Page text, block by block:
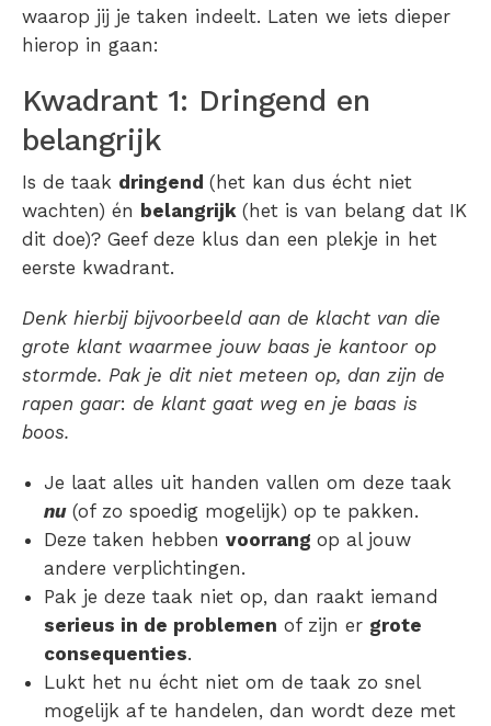
waarop jij je taken indeelt. Laten we iets dieper
hierop in gaan:
Kwadrant 1: Dringend en
belangrijk
Is de taak dringend (het kan dus écht niet
wachten) én belangrijk (het is van belang dat IK
dit doe)? Geef deze klus dan een plekje in het
eerste kwadrant.
Denk hierbij bijvoorbeeld aan de klacht van die
grote klant waarmee jouw baas je kantoor op
stormde. Pak je dit niet meteen op, dan zijn de
rapen gaar: de klant gaat weg en je baas is
boos.
Je laat alles uit handen vallen om deze taak
nu(of zo spoedig mogelijk) op te pakken.
Deze taken hebben voorrang op al jouw
andere verplichtingen.
Pak je deze taak niet op, dan raakt iemand
serieus in de problemen of zijn er grote
consequenties.
Lukt het nu écht niet om de taak zo snel
mogelijk af te handelen, dan wordt deze met